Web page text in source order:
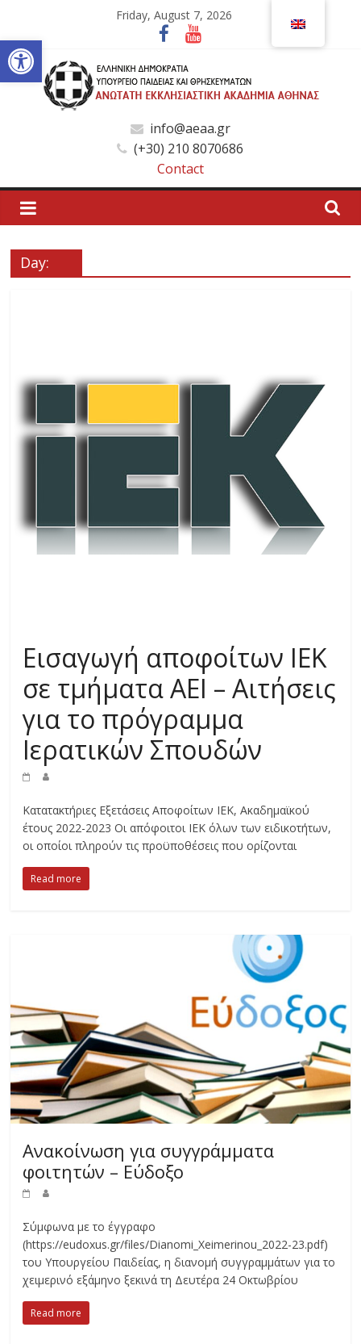
Open toolbar
content
Friday, August 7, 2026
Ανώτατη
Εκκλησιαστική
Ακαδημία
Αθηνών
info@aeaa.gr
(+30) 210 8070686
Contact
Day:
Εισαγωγή αποφοίτων ΙΕΚ
σε τμήματα ΑΕΙ – Αιτήσεις
για το πρόγραμμα
Ιερατικών Σπουδών
Κατατακτήριες Εξετάσεις Αποφοίτων ΙΕΚ, Ακαδημαϊκού
έτους 2022-2023 Οι απόφοιτοι ΙΕΚ όλων των ειδικοτήτων,
οι οποίοι πληρούν τις προϋποθέσεις που ορίζονται
Read more
Ανακοίνωση για συγγράμματα
φοιτητών – Εύδοξο
Σύμφωνα με το έγγραφο
(https://eudoxus.gr/files/Dianomi_Xeimerinou_2022-23.pdf)
του Υπουργείου Παιδείας, η διανομή συγγραμμάτων για το
χειμερινό εξάμηνο ξεκινά τη Δευτέρα 24 Οκτωβρίου
Read more